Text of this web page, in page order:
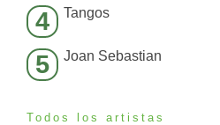
4 Tangos
5 Joan Sebastian
Todos los artistas